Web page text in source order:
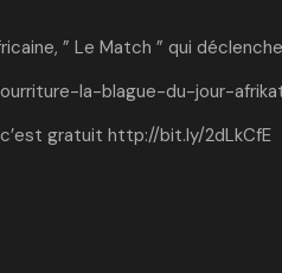
” Le Match ” qui
la-blague-du-jour-
gratuit http://bit.ly/2dLkCfE